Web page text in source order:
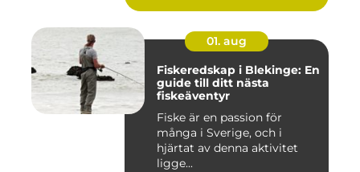
01. aug
Fiskeredskap i Blekinge: En
guide till ditt nästa
fiskeäventyr
Fiske är en passion för
många i Sverige, och i
hjärtat av denna aktivitet
ligge...